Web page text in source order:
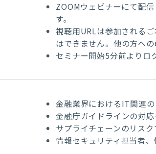
ZOOMウェビナーにて配
す。
視聴用URLは参加される
はできません。他の方へ
セミナー開始5分前よりロ
金融業界におけるIT関連
金融庁ガイドラインの対
サプライチェーンのリス
情報セキュリティ担当者